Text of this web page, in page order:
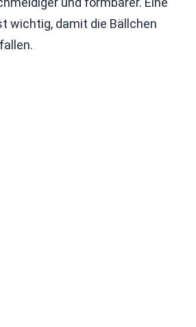
wichtig, damit die Bällchen